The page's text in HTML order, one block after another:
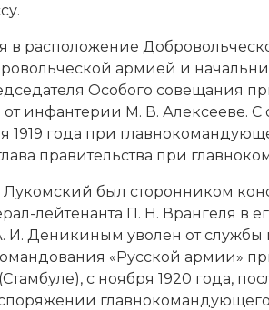
в рас­по­ло­же­ние
ар­ми­ей и
Осо­бо­го со­ве­ща­ния
инфантерии М. В. Алек­сее­ве. С
1919 года при
пра­ви­тель­ст­ва при
Лукомский был сто­рон­ни­ком
лейтенанта П. Н. Вран­ге­ля в
Де­ни­ки­ным уво­лен от служ­бы
«Рус­ской ар­мии»
с но­ября 1920 года,